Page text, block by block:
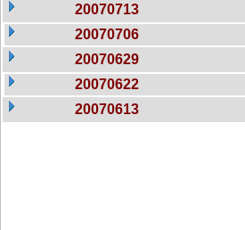
20070713
20070706
20070629
20070622
20070613